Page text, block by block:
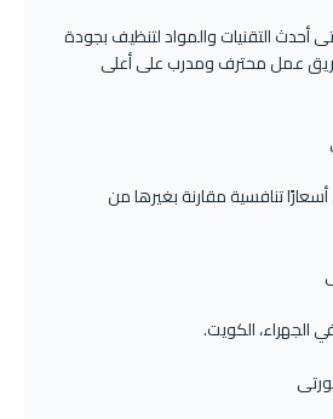
أحدث التقنيات والمواد لتنظيف بجودة
فريق عمل محترف ومدرب على أعلى
تنافسية مقارنة بغيرها من
الجهراء، الكويت.